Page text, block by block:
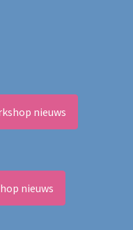
nieuws
nieuws